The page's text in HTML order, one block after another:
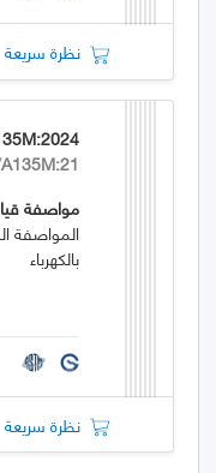
نظرة سريعة
مواصفة
المواصفة
بالكهرباء
نظرة سريعة